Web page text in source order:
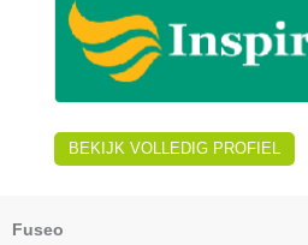
BEKIJK VOLLEDIG PROFIEL
Fuseo